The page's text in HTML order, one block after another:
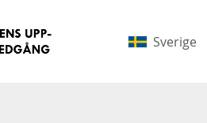
Sverige